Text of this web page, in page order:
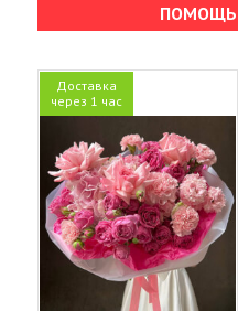
ПОМОЩЬ
Доставка
через 1 час